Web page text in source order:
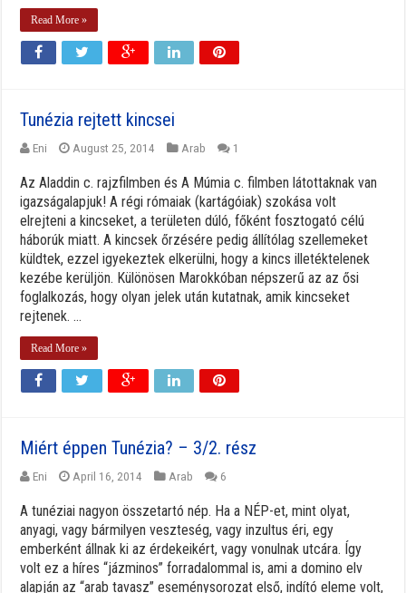
Read More »
Tunézia rejtett kincsei
Eni August 25, 2014 Arab 1
Az Aladdin c. rajzfilmben és A Múmia c. filmben látottaknak van
igazságalapjuk! A régi rómaiak (kartágóiak) szokása volt
elrejteni a kincseket, a területen dúló, főként fosztogató célú
háborúk miatt. A kincsek őrzésére pedig állítólag szellemeket
küldtek, ezzel igyekeztek elkerülni, hogy a kincs illetéktelenek
kezébe kerüljön. Különösen Marokkóban népszerű az az ősi
foglalkozás, hogy olyan jelek után kutatnak, amik kincseket
rejtenek. ...
Read More »
Miért éppen Tunézia? – 3/2. rész
Eni April 16, 2014 Arab 6
A tunéziai nagyon összetartó nép. Ha a NÉP-et, mint olyat,
anyagi, vagy bármilyen veszteség, vagy inzultus éri, egy
emberként állnak ki az érdekeikért, vagy vonulnak utcára. Így
volt ez a híres “jázminos” forradalommal is, ami a domino elv
alapján az “arab tavasz” eseménysorozat első, indító eleme volt,